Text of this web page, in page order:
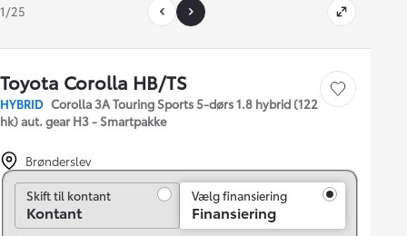
1/25
Toyota Corolla HB/TS
HYBRID Corolla 3A Touring Sports 5-dørs 1.8 hybrid (122
hk) aut. gear H3 - Smartpakke
Gem bil
Brønderslev
Skift til kontant
Skift til kontant
Kontant
Vælg finansiering
Finansiering